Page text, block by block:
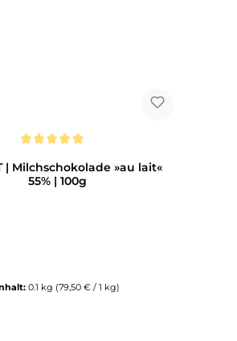
| Milchschokolade »au lait«
55% | 100g
0.1 kg (79,50 € / 1 kg)